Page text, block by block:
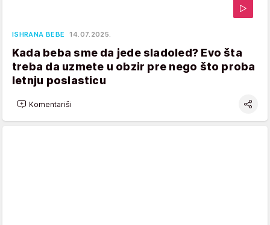
ISHRANA BEBE 14.07.2025.
Kada beba sme da jede sladoled? Evo šta
treba da uzmete u obzir pre nego što proba
letnju poslasticu
Komentariši